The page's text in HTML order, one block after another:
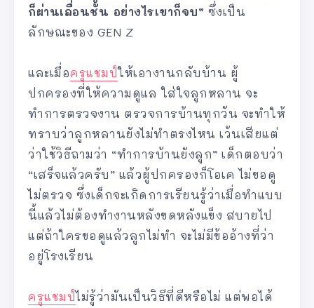
ก็ผ่านเลื่อนชั้น อย่างไรเขาก็จบ” ซึ่งเป็น
ลักษณะของ GEN Z
และเมื่อครูแชมป์ให้เอางานกลับบ้าน ผู้
ปกครองที่ให้ความดูแล ใส่ใจลูกหลาน จะ
ทำการตรวจงาน ตรวจการบ้านทุกวัน จะทำให้
ทราบว่าลูกหลานยังไม่ทำตรงไหน เว้นเสียแต่
ว่าใช้วิธีถามว่า “ทำการบ้านยังลูก” เด็กตอบว่า
“เสร็จแล้วครับ” แล้วผู้ปกครองก็โอเค ไม่ขอดู
ไม่ตรวจ ซึ่งเด็กจะเกิดการเรียนรู้ว่าเมื่อทำแบบ
นี้แล้วไม่ต้องทำงานหลังขดหลังแข็ง สบายไป
แต่ถ้าใครขอดูแล้วลูกไม่ทำ จะไม่มีข้ออ้างที่ว่า
อยู่โรงเรียน
ครูแชมป์ไม่รู้ว่ามันเป็นวิธีที่ดีหรือไม่ แต่พอได้